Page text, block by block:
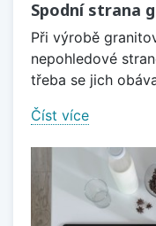
Spodní strana
Při výrobě
nepohledové
třeba se jich
Číst více